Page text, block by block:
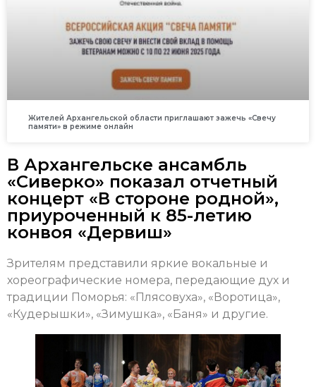
Жителей Архангельской области приглашают зажечь «Свечу
памяти» в режиме онлайн
В Архангельске ансамбль
«Сиверко» показал отчетный
концерт «В стороне родной»,
приуроченный к 85-летию
конвоя «Дервиш»
Зрителям представили яркие вокальные и
хореографические номера, передающие дух и
традиции Поморья: «Плясовуха», «Воротица»,
«Кудерышки», «Зимушка», «Баня» и другие.